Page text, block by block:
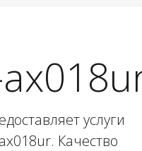
услуги
Качество